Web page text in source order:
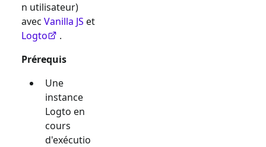
n utilisateur)
avec Vanilla JS et
Logto
.
Prérequis
Une
instance
Logto en
cours
d'exécutio